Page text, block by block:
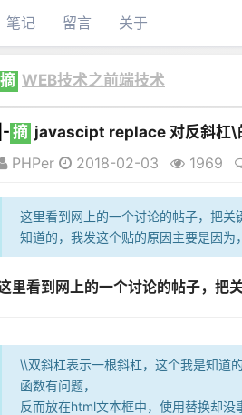
笔记 留言 关于
摘 WEB技术之前端技术
|- 摘 javascipt replace 对反斜杠\
PHPer
2018-02-03 1969
这里看到网上的一个讨论的帖子，把
知道的，我发这个贴的原因主要是因为
里看到网上的一个讨论的帖子，把
\\双斜杠表示一根斜杠，这个我是知道
函数有问题，
反而放在html文本框中，使用替换却没